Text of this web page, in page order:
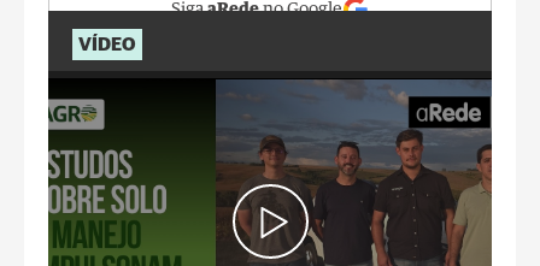
SigaaRedeno Google
VÍDEO